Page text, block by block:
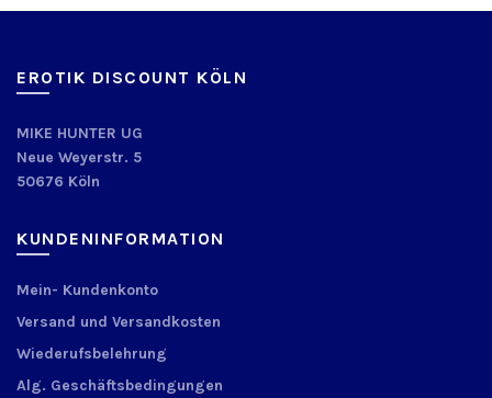
EROTIK DISCOUNT KÖLN
MIKE HUNTER UG
Neue Weyerstr. 5
50676 Köln
KUNDENINFORMATION
Mein- Kundenkonto
Versand und Versandkosten
Wiederufsbelehrung
Alg. Geschäftsbedingungen